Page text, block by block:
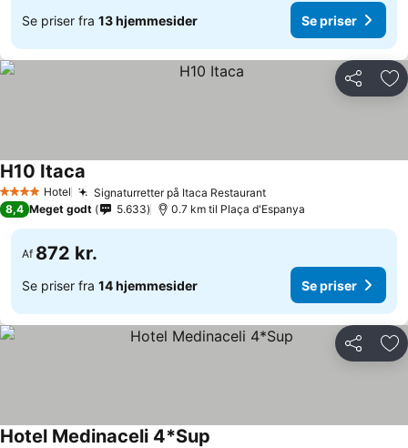
Se priser fra 13 hjemmesider Se priser
Del
4 StjernerHotel Signaturretter på Itaca Restaurant
H10 Itaca
8,4 Meget godt 5.633 0.7 km til Plaça d'Espanya
Af 872 kr.
Se priser fra 14 hjemmesider Se priser
Del
Hotel Medinaceli 4*Sup